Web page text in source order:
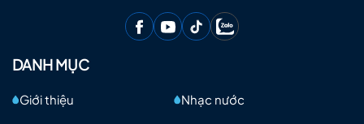
DANH MỤC
Giới thiệu Nhạc nước